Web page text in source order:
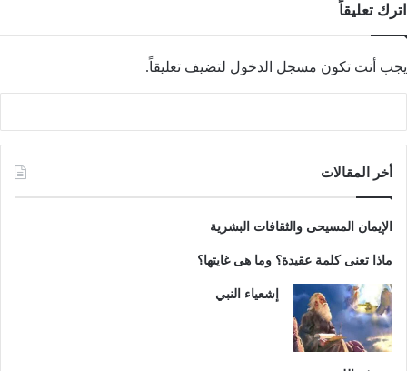
اترك تعليقاً
يجب أنت تكون مسجل الدخول لتضيف تعليقاً.
أخر المقالات
الإيمان المسيحى والثقافات البشرية
ماذا تعنى كلمة عقيدة؟ وما هى غايتها؟
إشعياء النبي